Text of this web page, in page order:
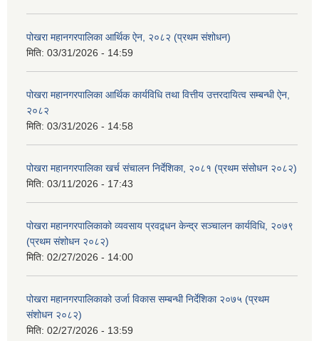
पोखरा महानगरपालिका आर्थिक ऐन, २०८२ (प्रथम संशोधन)
मिति: 03/31/2026 - 14:59
पोखरा महानगरपालिका आर्थिक कार्यविधि तथा वित्तीय उत्तरदायित्व सम्बन्धी ऐन,
२०८२
मिति: 03/31/2026 - 14:58
पोखरा महानगरपालिका खर्च संचालन निर्देशिका, २०८१ (प्रथम संसोधन २०८२)
मिति: 03/11/2026 - 17:43
पोखरा महानगरपालिकाको व्यवसाय प्रवद्र्धन केन्द्र सञ्चालन कार्यविधि, २०७९
(प्रथम संशोधन २०८२)
मिति: 02/27/2026 - 14:00
पोखरा महानगरपालिकाको उर्जा विकास सम्बन्धी निर्देशिका २०७५ (प्रथम
संशोधन २०८२)
मिति: 02/27/2026 - 13:59